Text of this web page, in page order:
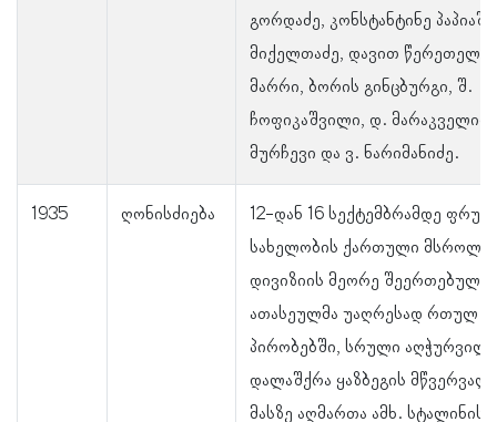
გორდაძე, კონსტანტინე
მიქელთაძე, დავით წერეთელი,
მარრი, ბორის გინცბურგი, შ.
ჩოფიკაშვილი, დ.
მურჩევი და ვ. ნარიმანიძე.
1935 ღონისძიება
12-დან 16 სექტემბრამდე
სახელობის ქართული
დივიზიის მეორე შეერთებულმა
ათასეულმა უაღრესად რთულ
პირობებში, სრული
დალაშქრა ყაზბეგის
მასზე აღმართა ამხ. სტალინის